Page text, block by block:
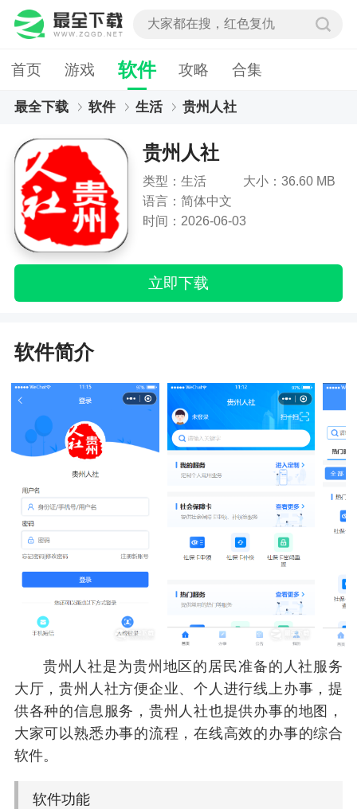
首页 游戏 软件 攻略 合集
最全下载 软件 生活 贵州人社
贵州人社
类型：生活
大小：36.60 MB
语言：简体中文
时间：2026-06-03
立即下载
软件简介
贵州人社是为贵州地区的居民准备的人社服务
大厅，贵州人社方便企业、个人进行线上办事，提
供各种的信息服务，贵州人社也提供办事的地图，
大家可以熟悉办事的流程，在线高效的办事的综合
软件。
软件功能